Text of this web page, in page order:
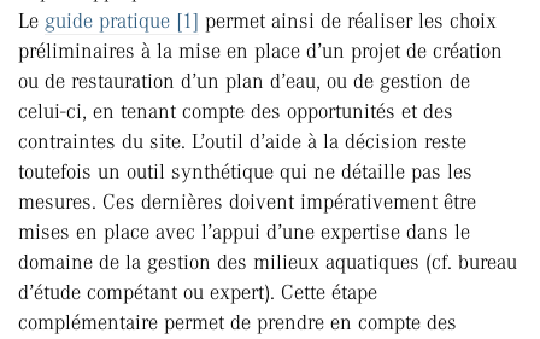
Le guide pratique [1] permet ainsi de réaliser les choix
préliminaires à la mise en place d’un projet de création
ou de restauration d’un plan d’eau, ou de gestion de
celui-ci, en tenant compte des opportunités et des
contraintes du site. L’outil d’aide à la décision reste
toutefois un outil synthétique qui ne détaille pas les
mesures. Ces dernières doivent impérativement être
mises en place avec l’appui d’une expertise dans le
domaine de la gestion des milieux aquatiques (cf. bureau
d’étude compétant ou expert). Cette étape
complémentaire permet de prendre en compte des